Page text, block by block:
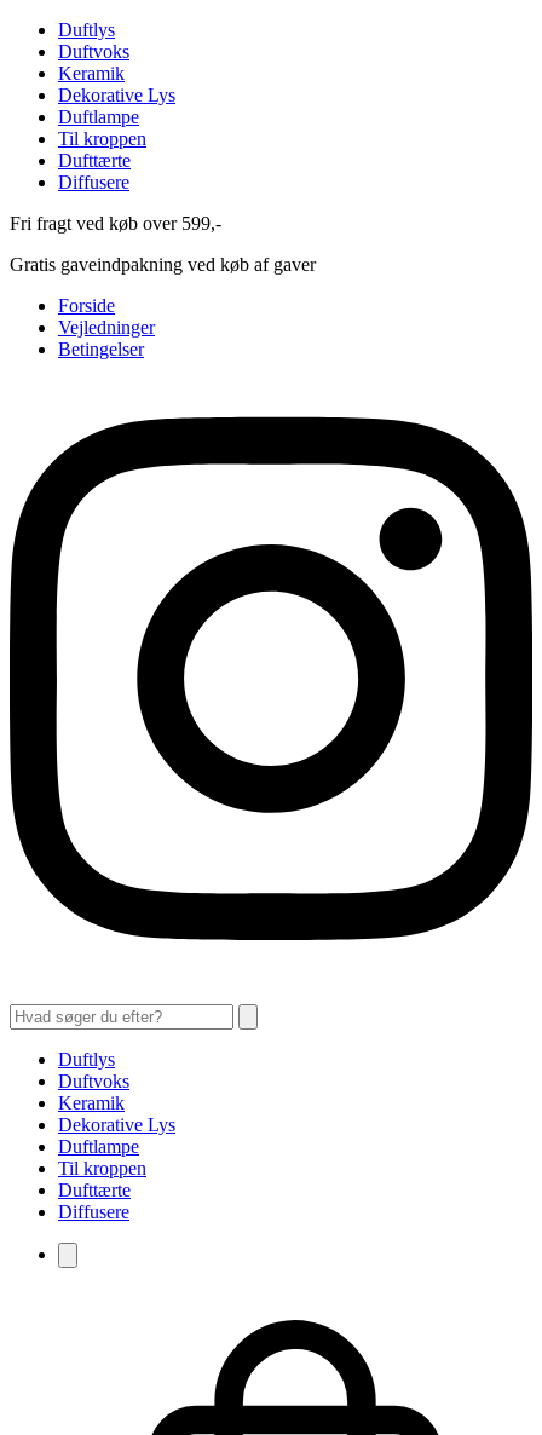
Duftlys
Duftvoks
Keramik
Dekorative Lys
Duftlampe
Til kroppen
Dufttærte
Diffusere
Fri fragt ved køb over 599,-
Gratis gaveindpakning ved køb af gaver
Forside
Vejledninger
Betingelser
Duftlys
Duftvoks
Keramik
Dekorative Lys
Duftlampe
Til kroppen
Dufttærte
Diffusere